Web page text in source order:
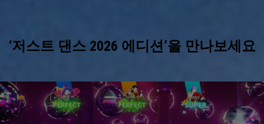
‘저스트 댄스 2026 에디션’을 만나보세요